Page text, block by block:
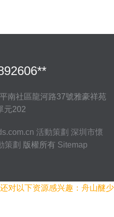
南社區龍河路37號雅豪祥苑
元202
活動策劃 深圳市懷
策劃 版權所有 Sitemap
对以下资源感兴趣：舟山醚少